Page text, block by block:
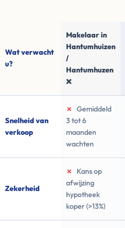
Wat verwacht
u?
Makelaar in
Hantumhuizen
/
Hantumhuzen
❌
Snelheid van
verkoop
✗
Gemiddeld
3 tot 6
maanden
wachten
Zekerheid
✗
Kans op
afwijzing
hypotheek
koper (>13%)